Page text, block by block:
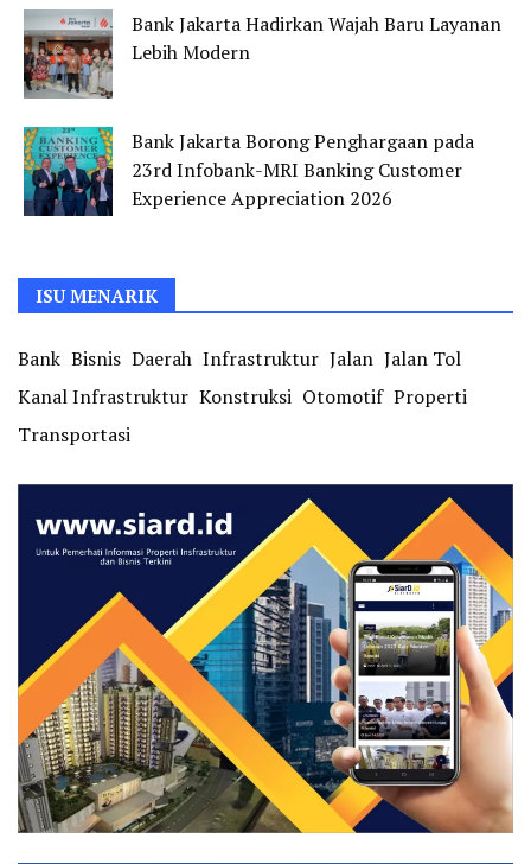
Bank Jakarta Hadirkan Wajah Baru Layanan
Lebih Modern
Bank Jakarta Borong Penghargaan pada
23rd Infobank-MRI Banking Customer
Experience Appreciation 2026
ISU MENARIK
Bank Bisnis Daerah Infrastruktur Jalan Jalan Tol
Kanal Infrastruktur Konstruksi Otomotif Properti
Transportasi